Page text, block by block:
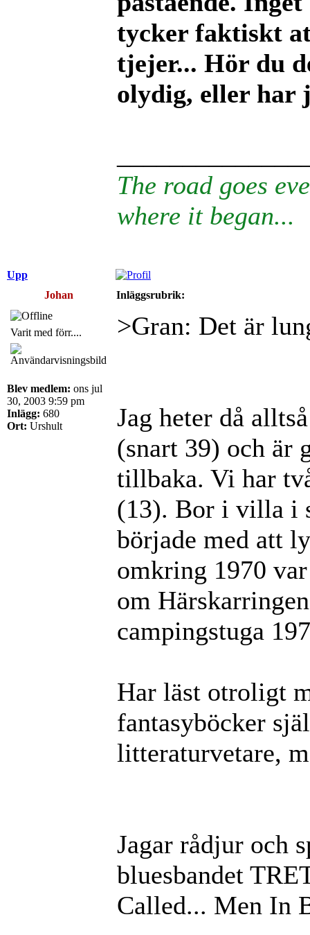
tycker faktiskt
tjejer... Hör du
olydig, eller har
The road goes
where it began...
Upp
Johan
Inläggsrubrik:
Varit med förr....
Blev medlem: ons jul
30, 2003 9:59 pm
Inlägg: 680
Ort: Urshult
>Gran: Det är
Jag heter då
(snart 39) och är
tillbaka. Vi har
(13). Bor i villa i
började med att
omkring 1970
om
campingstuga
Har läst otroligt
fantasyböcker
litteraturvetare,
Jagar rådjur och
bluesbandet
Called... Men In